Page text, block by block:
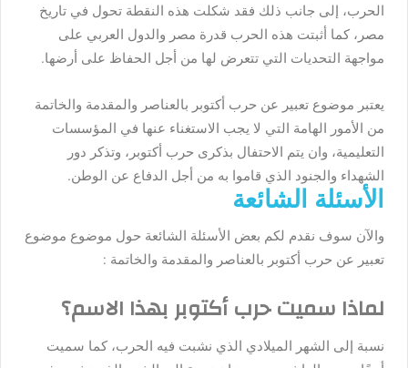
الحرب، إلى جانب ذلك فقد شكلت هذه النقطة تحول في تاريخ
مصر، كما أثبتت هذه الحرب قدرة مصر والدول العربي على
مواجهة التحديات التي تتعرض لها من أجل الحفاظ على أرضها.
يعتبر موضوع تعبير عن حرب أكتوبر بالعناصر والمقدمة والخاتمة
من الأمور الهامة التي لا يجب الاستغناء عنها في المؤسسات
التعليمية، وان يتم الاحتفال بذكرى حرب أكتوبر، وتذكر دور
الشهداء والجنود الذي قاموا به من أجل الدفاع عن الوطن.
الأسئلة الشائعة
والآن سوف نقدم لكم بعض الأسئلة الشائعة حول موضوع موضوع
تعبير عن حرب أكتوبر بالعناصر والمقدمة والخاتمة :
لماذا سميت حرب أكتوبر بهذا الاسم؟
نسبة إلى الشهر الميلادي الذي نشبت فيه الحرب، كما سميت